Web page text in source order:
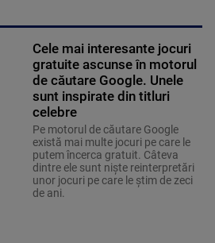
Cele mai interesante jocuri
gratuite ascunse în motorul
de căutare Google. Unele
sunt inspirate din titluri
celebre
Pe motorul de căutare Google
există mai multe jocuri pe care le
putem încerca gratuit. Câteva
dintre ele sunt niște reinterpretări
unor jocuri pe care le știm de zeci
de ani.